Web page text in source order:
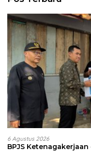
6 Agustus 2026
BPJS